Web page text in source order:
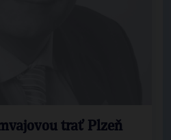
trať Plzeň